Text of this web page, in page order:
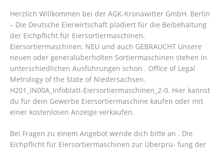
Herzlich Willkommen bei der AGK-Kronawitter GmbH. Berlin
– Die Deutsche Eierwirtschaft plädiert für die Beibehaltung
der Eichpflicht für Eiersortiermaschinen.
Eiersortiermaschinen: NEU und auch GEBRAUCHT Unsere
neuen oder generalüberholten Sortiermaschinen stehen in
unterschiedlichen Ausführungen schon . Office of Legal
Metrology of the State of Niedersachsen.
H201_IN00A_Infoblatt-Eiersortiermaschinen_2-0. Hier kannst
du für dein Gewerbe Eiersortiermaschine kaufen oder mit
einer kostenlosen Anzeige verkaufen.
Bei Fragen zu einem Angebot wende dich bitte an . Die
Eichpflicht für Eiersortiermaschinen zur Überprü- fung der